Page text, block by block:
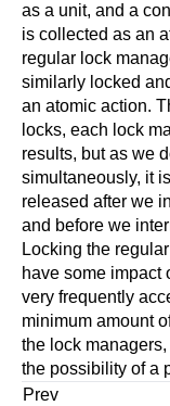
as a unit, and a
is collected as an
regular lock
similarly locked
an atomic action.
locks, each lock
results, but as we
simultaneously, it
released after we
and before we
Locking the
have some impact
very frequently
minimum amount
the lock
the possibility of a
Prev